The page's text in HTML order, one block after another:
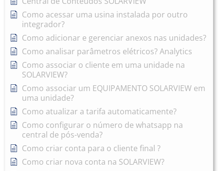
Como acessar uma usina instalada por outro
integrador?
Como adicionar e gerenciar anexos nas unidades?
Como analisar parâmetros elétricos? Analytics
Como associar o cliente em uma unidade na
SOLARVIEW?
Como associar um EQUIPAMENTO SOLARVIEW em
uma unidade?
Como atualizar a tarifa automaticamente?
Como configurar o número de whatsapp na
central de pós-venda?
Como criar conta para o cliente final ?
Como criar nova conta na SOLARVIEW?